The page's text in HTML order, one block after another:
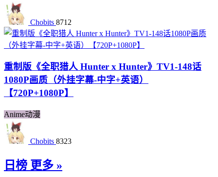
Chobits 8712
重制版《全职猎人 Hunter x Hunter》TV1-148话
1080P画质（外挂字幕-中字+英语）
【720P+1080P】
Anime动漫
Chobits 8323
日榜 更多 »